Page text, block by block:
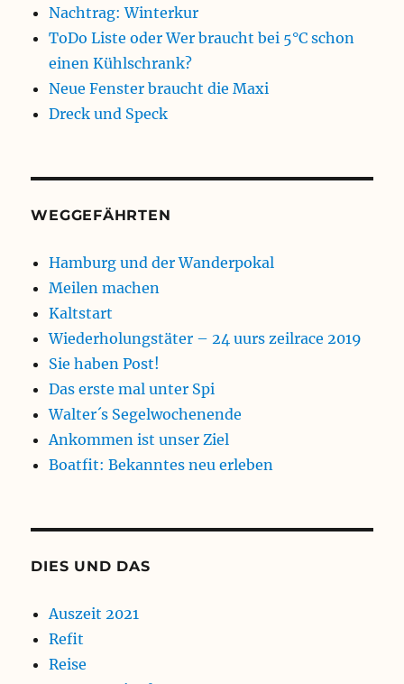
Nachtrag: Winterkur
ToDo Liste oder Wer braucht bei 5°C schon
einen Kühlschrank?
Neue Fenster braucht die Maxi
Dreck und Speck
WEGGEFÄHRTEN
Hamburg und der Wanderpokal
Meilen machen
Kaltstart
Wiederholungstäter – 24 uurs zeilrace 2019
Sie haben Post!
Das erste mal unter Spi
Walter´s Segelwochenende
Ankommen ist unser Ziel
Boatfit: Bekanntes neu erleben
DIES UND DAS
Auszeit 2021
Refit
Reise